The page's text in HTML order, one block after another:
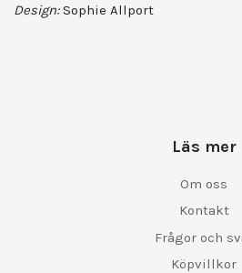
Design:Sophie Allport
Läs mer
Om oss
Kontakt
Frågor och
Köpvillkor